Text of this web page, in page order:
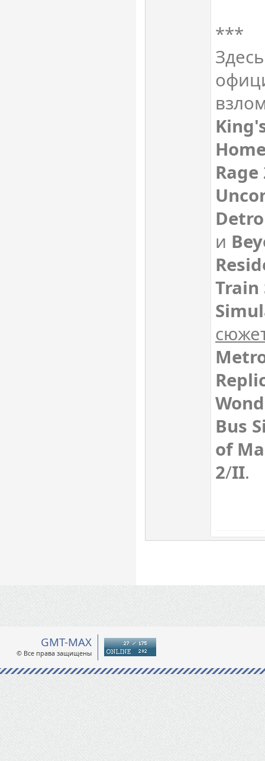
***
Rage
и
Train
Bus
of
2/II.
GMT-MAX
© Все права защищены